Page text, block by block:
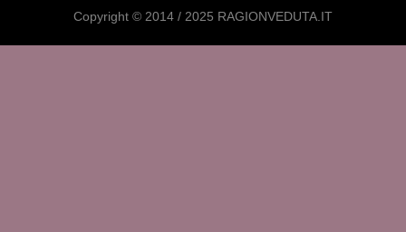
Copyright © 2014 / 2025 RAGIONVEDUTA.IT